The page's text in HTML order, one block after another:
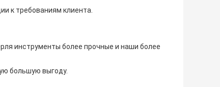
к требованиям клиента.
инструменты более прочные и наши более
большую выгоду.